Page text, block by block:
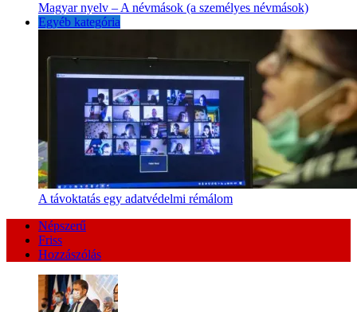
Magyar nyelv – A névmások (a személyes névmások)
Egyéb kategória
A távoktatás egy adatvédelmi rémálom
Népszerű
Friss
Hozzászólás